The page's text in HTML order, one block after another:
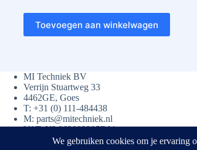
Toevoegen aan winkelwagen
MI Techniek BV
Verrijn Stuartweg 33
4462GE, Goes
T: +31 (0) 111-484438
M: parts@mitechniek.nl
VAT: NL862802295B01
KVK: 83269002
Cookies helpen ons bij